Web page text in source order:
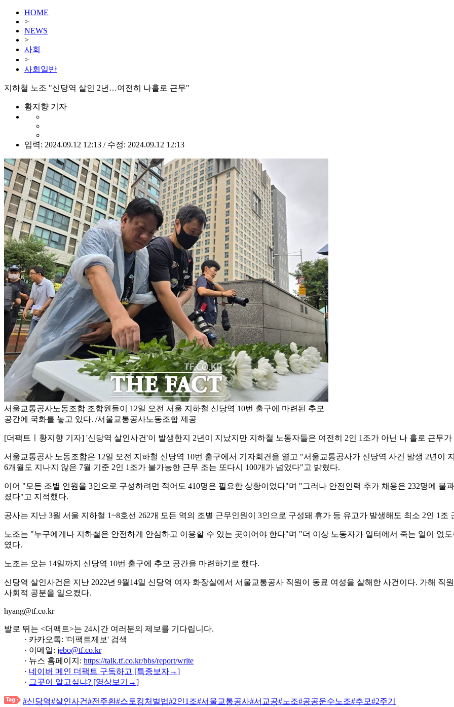
HOME
>
NEWS
>
사회
>
사회일반
지하철 노조 "신당역 살인 2년…여전히 나홀로 근무"
황지향 기자
입력: 2024.09.12 12:13 / 수정: 2024.09.12 12:13
서울교통공사노동조합 조합원들이 12일 오전 서울 지하철 신당역 10번 출구에 마련된 추모
공간에 국화를 놓고 있다. /서울교통공사노동조합 제공
[더팩트ㅣ황지향 기자] '신당역 살인사건'이 발생한지 2년이 지났지만 지하철 노동자들은 여전히 2인 1조가 아닌 나 홀로 근무
서울교통공사 노동조합은 12일 오전 지하철 신당역 10번 출구에서 기자회견을 열고 "서울교통공사가 신당역 사건 발생 2년이
6개월도 지나지 않은 7월 기준 2인 1조가 불가능한 근무 조는 또다시 100개가 넘었다"고 밝혔다.
이어 "모든 조별 인원을 3인으로 구성하려면 적어도 410명은 필요한 상황이었다"며 "그러나 안전인력 추가 채용은 232명에 불
졌다"고 지적했다.
공사는 지난 3월 서울 지하철 1~8호선 262개 모든 역의 조별 근무인원이 3인으로 구성돼 휴가 등 유고가 발생해도 최소 2인 1조
노조는 "누구에게나 지하철은 안전하게 안심하고 이용할 수 있는 곳이어야 한다"며 "더 이상 노동자가 일터에서 죽는 일이 없
였다.
노조는 오는 14일까지 신당역 10번 출구에 추모 공간을 마련하기로 했다.
신당역 살인사건은 지난 2022년 9월14일 신당역 여자 화장실에서 서울교통공사 직원이 동료 여성을 살해한 사건이다. 가해
사회적 공분을 일으켰다.
hyang@tf.co.kr
발로 뛰는 <더팩트>는 24시간 여러분의 제보를 기다립니다.
· 카카오톡: '더팩트제보' 검색
· 이메일: jebo@tf.co.kr
· 뉴스 홈페이지: https://talk.tf.co.kr/bbs/report/write
· 네이버 메인 더팩트 구독하고 [특종보자→]
· 그곳이 알고싶냐? [영상보기→]
#신당역#살인사건#전주환#스토킹처벌법#2인1조#서울교통공사#서교공#노조#공공운수노조#추모#2주기